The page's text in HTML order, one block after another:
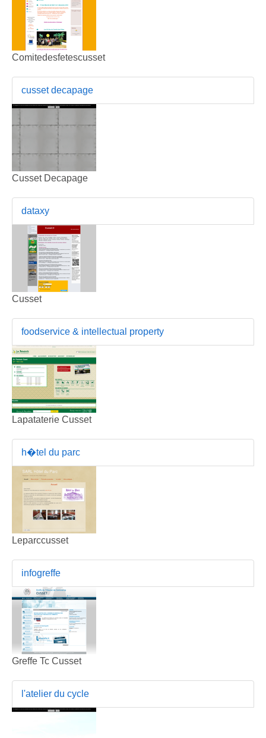
Comitedesfetescusset
cusset decapage
Cusset Decapage
dataxy
Cusset
foodservice & intellectual property
Lapataterie Cusset
h�tel du parc
Leparccusset
infogreffe
Greffe Tc Cusset
l'atelier du cycle